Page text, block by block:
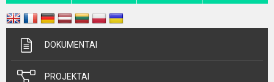
DOKUMENTAI
PROJEKTAI